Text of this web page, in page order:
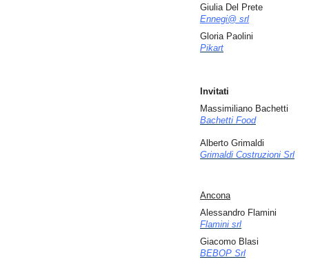
Giulia Del Prete
Ennegi@ srl
Gloria Paolini
Pikart
Invitati
Massimiliano Bachetti
Bachetti Food
Alberto Grimaldi
Grimaldi Costruzioni Srl
Ancona
Alessandro Flamini
Flamini srl
Giacomo Blasi
BEBOP Srl